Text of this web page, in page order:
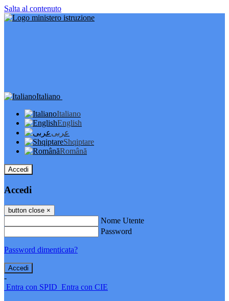
Salta al contenuto
Italiano
Italiano
English
عربى
Shqiptare
Română
Accedi
Accedi
button close ×
Nome Utente
Password
Password dimenticata?
-
Entra con SPID Entra con CIE